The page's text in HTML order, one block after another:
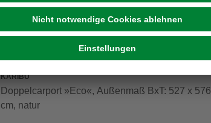
KARIBU
Doppelcarport »Eco«, Außenmaß BxT: 527 x 576
cm, natur